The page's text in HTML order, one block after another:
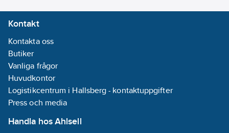
Kontakt
Kontakta oss
Butiker
Vanliga frågor
Huvudkontor
Logistikcentrum i Hallsberg - kontaktuppgifter
Press och media
Handla hos Ahlsell